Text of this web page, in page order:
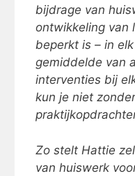
bijdrage van
ontwikkeling van
beperkt is – in
gemiddelde van
interventies bij
kun je niet
Zo stelt Hattie
van huiswerk